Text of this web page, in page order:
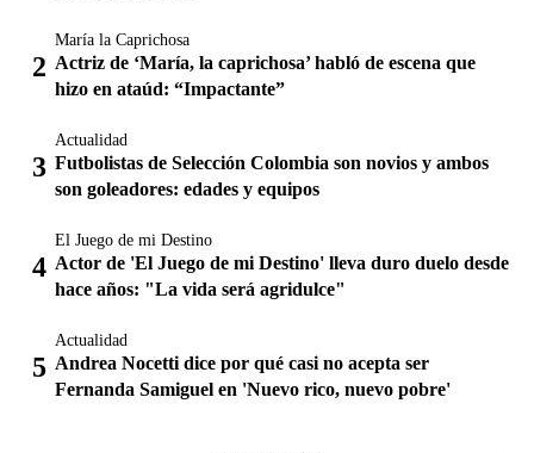
María la Caprichosa
Actriz de ‘María, la caprichosa’ habló de escena que
hizo en ataúd: “Impactante”
Actualidad
Futbolistas de Selección Colombia son novios y ambos
son goleadores: edades y equipos
El Juego de mi Destino
Actor de 'El Juego de mi Destino' lleva duro duelo desde
hace años: "La vida será agridulce"
Actualidad
Andrea Nocetti dice por qué casi no acepta ser
Fernanda Samiguel en 'Nuevo rico, nuevo pobre'